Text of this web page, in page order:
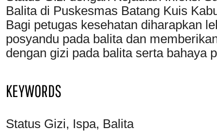
Balita di Puskesmas Batang Kuis
Bagi petugas kesehatan diharapkan
posyandu pada balita dan
dengan gizi pada balita serta bahaya
KEYWORDS
Status Gizi, Ispa, Balita